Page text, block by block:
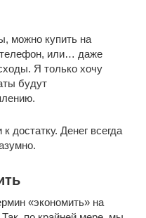
можно купить на
телефон, или… даже
Я только хочу
будут
достатку. Денег всегда
«экономить» на